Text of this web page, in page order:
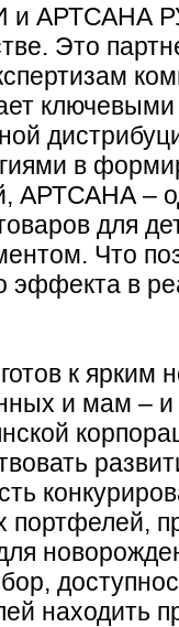
АРТСАНА
Это
ключевыми
в
АРТСАНА –
для
Что
эффекта в
к ярким
и мам –
портфелей,
находить